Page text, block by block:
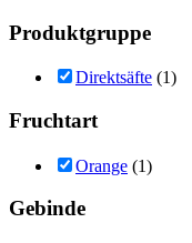
Produktgruppe
Direktsäfte (1)
Fruchtart
Orange (1)
Gebinde